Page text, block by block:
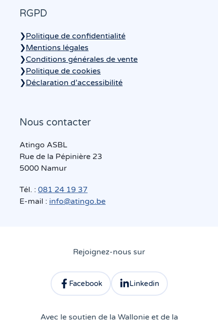
RGPD
❯Politique de confidentialité
❯Mentions légales
❯Conditions générales de vente
❯Politique de cookies
❯Déclaration d’accessibilité
Nous contacter
Atingo ASBL
Rue de la Pépinière 23
5000 Namur
Tél. : 081 24 19 37
E-mail : info@atingo.be
Rejoignez-nous sur
Facebook
Consulter le profil facebook d'Atingo
Linkedin
Consulter le profil linkedin
Avec le soutien de la Wallonie et de la